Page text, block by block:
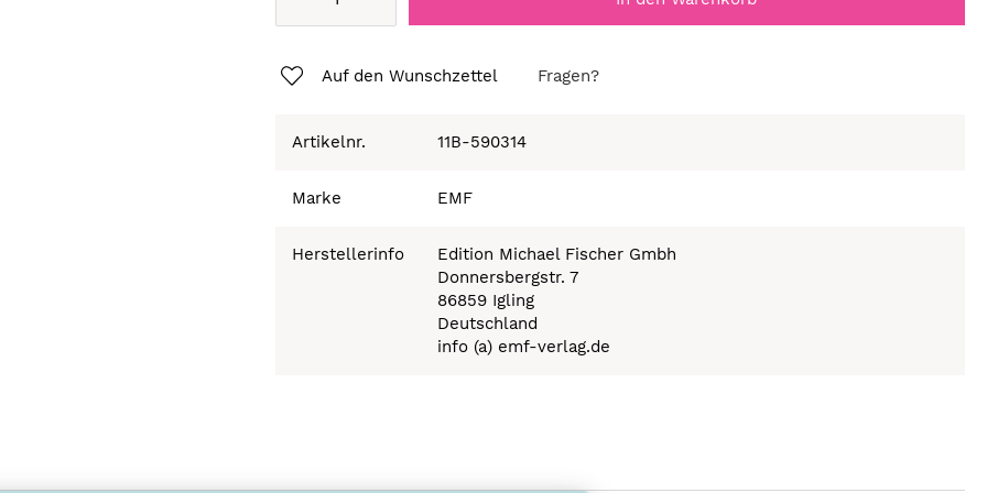
Auf den Wunschzettel Fragen?
Artikelnr. 11B-590314
Marke EMF
Herstellerinfo
Edition Michael Fischer Gmbh
Donnersbergstr. 7
86859 Igling
Deutschland
info (a) emf-verlag.de